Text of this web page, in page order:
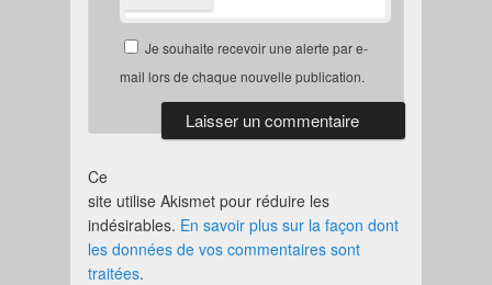
Je souhaite recevoir une alerte par e-
mail lors de chaque nouvelle publication.
Ce
site utilise Akismet pour réduire les
indésirables. En savoir plus sur la façon dont
les données de vos commentaires sont
traitées.